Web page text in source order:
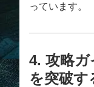
っています。
4. 攻略
を突破す